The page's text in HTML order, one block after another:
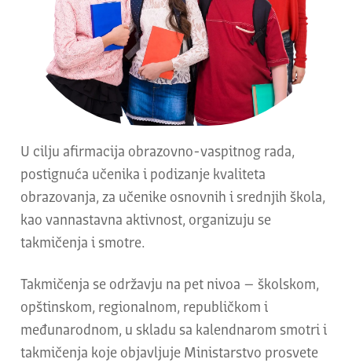
U cilju afirmacija obrazovno-vaspitnog rada,
postignuća učenika i podizanje kvaliteta
obrazovanja, za učenike osnovnih i srednjih škola,
kao vannastavna aktivnost, organizuju se
takmičenja i smotre.
Takmičenja se održavju na pet nivoa – školskom,
opštinskom, regionalnom, republičkom i
međunarodnom, u skladu sa kalendnarom smotri i
takmičenja koje objavljuje Ministarstvo prosvete